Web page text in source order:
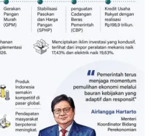
perekonomian